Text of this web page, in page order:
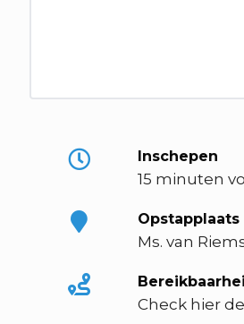
Inschepen
15 minuten
Opstapplaats
Ms. van
Check hier